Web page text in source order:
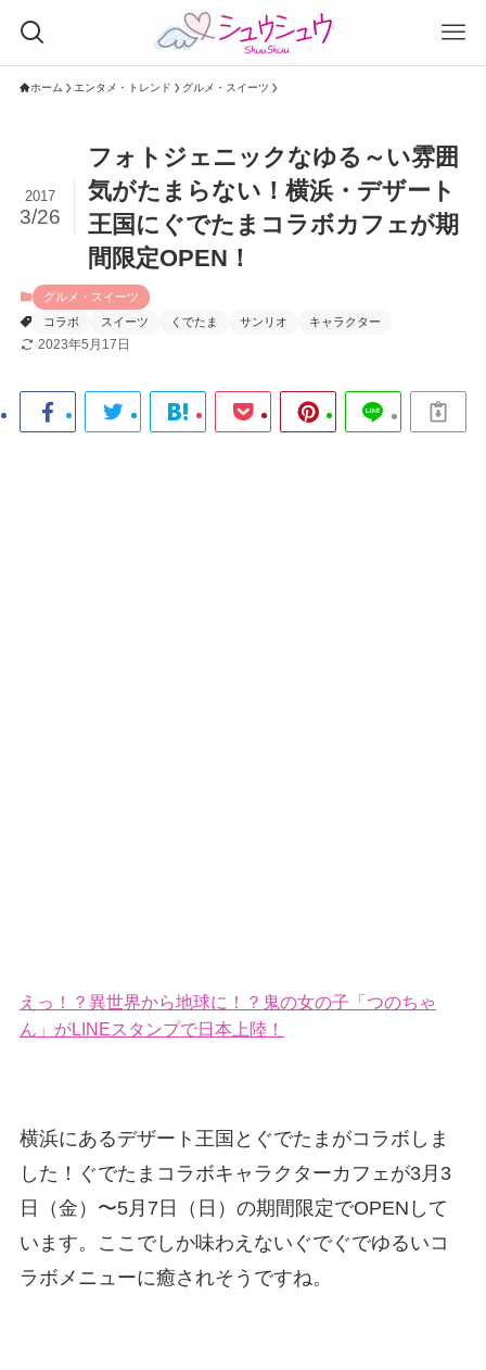
ホーム エンタメ・トレンド グルメ・スイーツ
フォトジェニックなゆる～い雰囲
気がたまらない！横浜・デザート
王国にぐでたまコラボカフェが期
間限定OPEN！
2017
3/26
グルメ・スイーツ
コラボ
スイーツ くでたま サンリオ キャラクター
2023年5月17日
えっ！？異世界から地球に！？鬼の女の子「つのちゃ
ん」がLINEスタンプで日本上陸！
横浜にあるデザート王国とぐでたまがコラボしま
した！ぐでたまコラボキャラクターカフェが3月3
日（金）〜5月7日（日）の期間限定でOPENして
います。ここでしか味わえないぐでぐでゆるいコ
ラボメニューに癒されそうですね。